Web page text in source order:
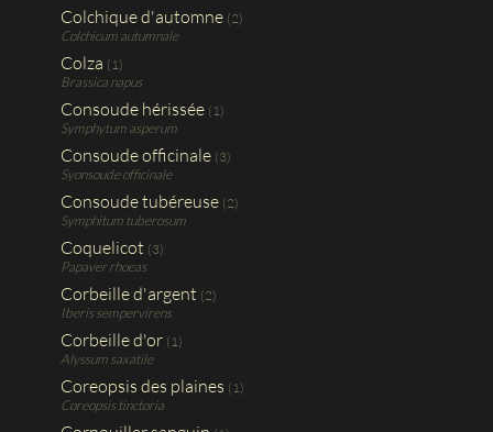
Colchique d'automne (2)
Colchicum autumnale
Colza (1)
Brassica napus
Consoude hérissée (1)
Symphytum asperum
Consoude officinale (3)
Syonsoude officinale
Consoude tubéreuse (2)
Symphitum tuberosum
Coquelicot (3)
Papaver rhoeas
Corbeille d'argent (2)
Iberis sempervirens
Corbeille d'or (1)
Alyssum saxatile
Coreopsis des plaines (1)
Coreopsis tinctoria